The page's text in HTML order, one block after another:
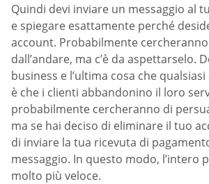
Quindi devi inviare un messaggio al
e spiegare esattamente perché
account. Probabilmente
dall’andare, ma c’è da aspettarselo.
business e l’ultima cosa che
è che i clienti abbandonino il loro
probabilmente cercheranno di
ma se hai deciso di eliminare il tuo
di inviare la tua ricevuta di
messaggio. In questo modo, l’intero
molto più veloce.